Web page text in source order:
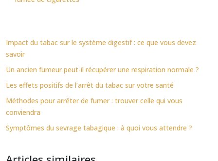
Impact du tabac sur le système digestif : ce que vous devez
savoir
Un ancien fumeur peut-il récupérer une respiration normale ?
Les effets positifs de l’arrêt du tabac sur votre santé
Méthodes pour arrêter de fumer : trouver celle qui vous
conviendra
Symptômes du sevrage tabagique : à quoi vous attendre ?